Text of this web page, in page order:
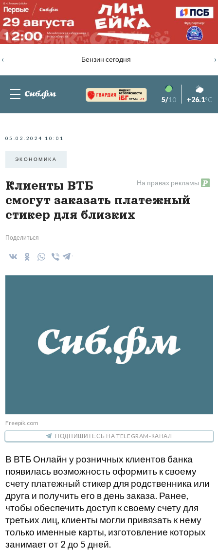
Бензин сегодня
‹ ›
82.76% -1.2 5/10 +26.1°C
05.02.2024 10:01
ЭКОНОМИКА
На правах рекламы
Клиенты ВТБ
смогут заказать платежный
стикер для близких
Поделиться
Freepik.com
ПОДПИШИТЕСЬ НА TELEGRAM-КАНАЛ
В ВТБ Онлайн у розничных клиентов банка
появилась возможность оформить к своему
счету платежный стикер для родственника или
друга и получить его в день заказа. Ранее,
чтобы обеспечить доступ к своему счету для
третьих лиц, клиенты могли привязать к нему
только именные карты, изготовление которых
занимает от 2 до 5 дней.